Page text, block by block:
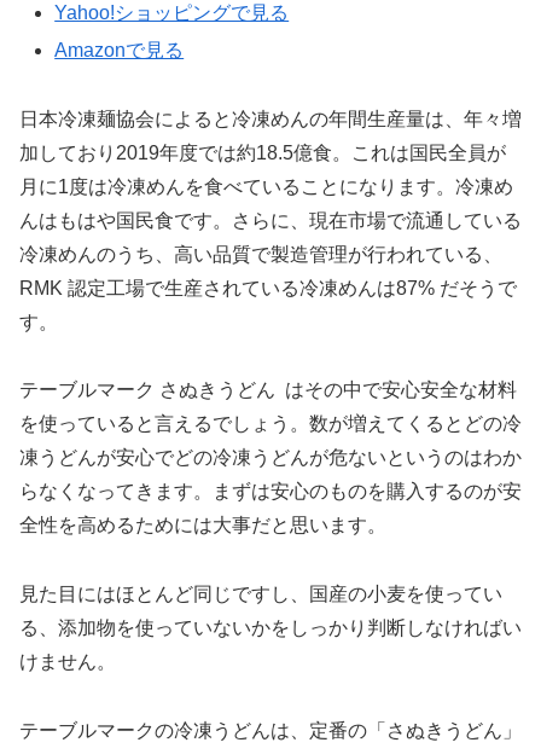
Yahoo!ショッピングで見る
Amazonで見る
日本冷凍麺協会によると冷凍めんの年間生産量は、年々増
加しており2019年度では約18.5億食。これは国民全員が
月に1度は冷凍めんを食べていることになります。冷凍め
んはもはや国民食です。さらに、現在市場で流通している
冷凍めんのうち、高い品質で製造管理が行われている、
RMK 認定工場で生産されている冷凍めんは87% だそうで
す。
テーブルマーク さぬきうどん はその中で安心安全な材料
を使っていると言えるでしょう。数が増えてくるとどの冷
凍うどんが安心でどの冷凍うどんが危ないというのはわか
らなくなってきます。まずは安心のものを購入するのが安
全性を高めるためには大事だと思います。
見た目にはほとんど同じですし、国産の小麦を使ってい
る、添加物を使っていないかをしっかり判断しなければい
けません。
テーブルマークの冷凍うどんは、定番の「さぬきうどん」